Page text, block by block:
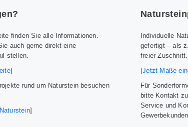
finden Sie alle Informationen.
auch gerne direkt eine
stellen.
]
rund um Naturstein besuchen
]
Individuelle
gefertigt – als
freier Zuschnitt.
[Jetzt Maße
Für
bitte Kontakt
Service und
Gewerbekunden.